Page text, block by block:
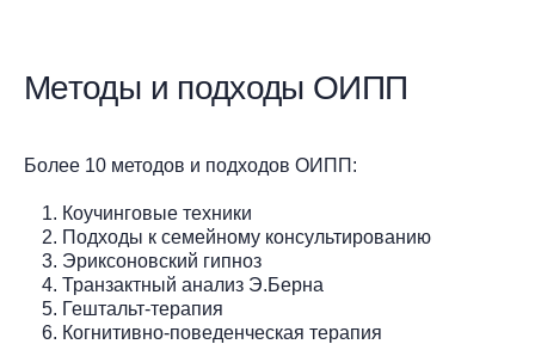
Методы и подходы ОИПП
Более 10 методов и подходов ОИПП:
Коучинговые техники
Подходы к семейному консультированию
Эриксоновский гипноз
Транзактный анализ Э.Берна
Гештальт-терапия
Когнитивно-поведенческая терапия